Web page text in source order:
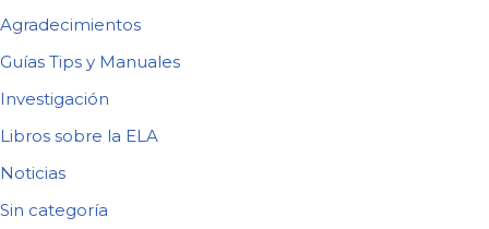
Agradecimientos
Guías Tips y Manuales
Investigación
Libros sobre la ELA
Noticias
Sin categoría